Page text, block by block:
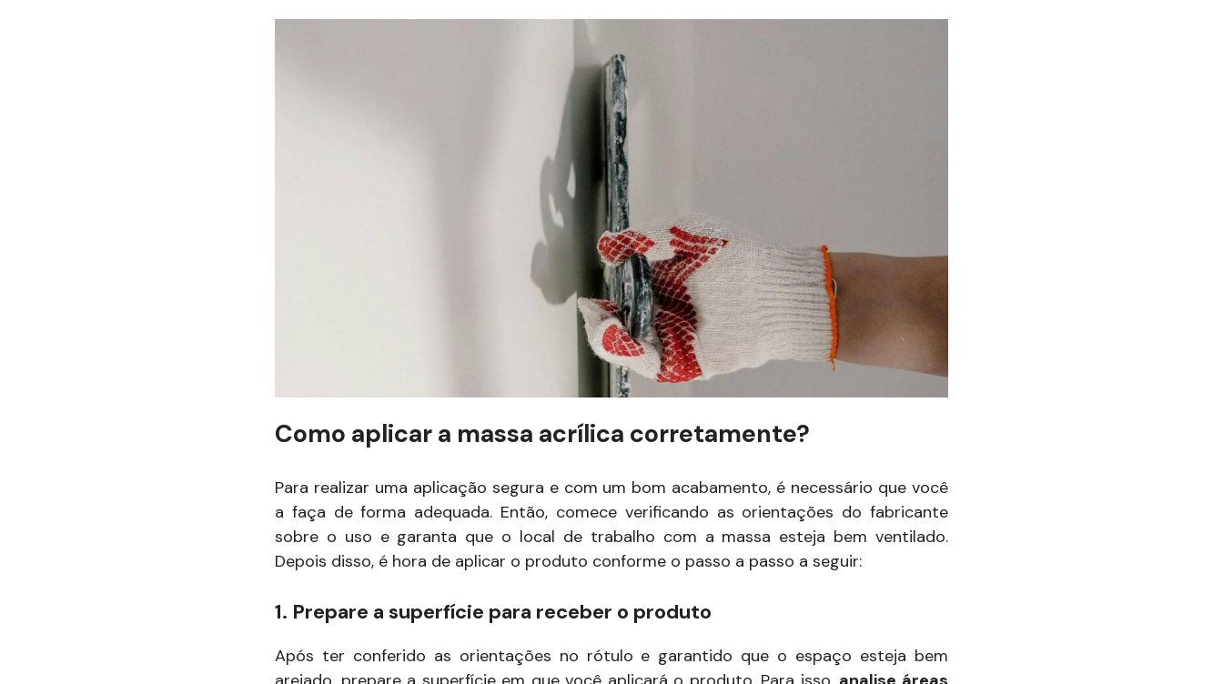
Como aplicar a massa acrílica corretamente?
Para realizar uma aplicação segura e com um bom acabamento, é necessário que você
a faça de forma adequada. Então, comece verificando as orientações do fabricante
sobre o uso e garanta que o local de trabalho com a massa esteja bem ventilado.
Depois disso, é hora de aplicar o produto conforme o passo a passo a seguir:
1. Prepare a superfície para receber o produto
Após ter conferido as orientações no rótulo e garantido que o espaço esteja bem